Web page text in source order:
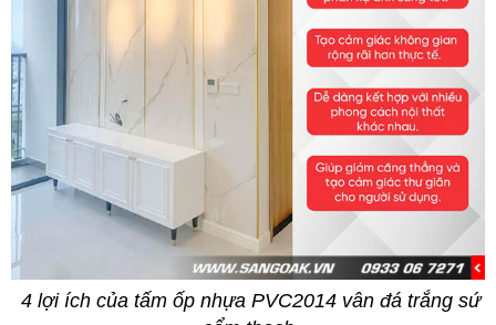
4 lợi ích của tấm ốp nhựa PVC2014 vân đá trắng sứ